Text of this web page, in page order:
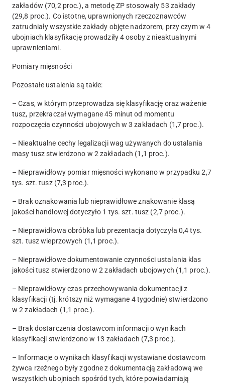
zakładów (70,2 proc.), a metodę ZP stosowały 53 zakłady
(29,8 proc.). Co istotne, uprawnionych rzeczoznawców
zatrudniały wszystkie zakłady objęte nadzorem, przy czym w 4
ubojniach klasyfikację prowadziły 4 osoby z nieaktualnymi
uprawnieniami.
Pomiary mięsności
Pozostałe ustalenia są takie:
– Czas, w którym przeprowadza się klasyfikację oraz ważenie
tusz, przekraczał wymagane 45 minut od momentu
rozpoczęcia czynności ubojowych w 3 zakładach (1,7 proc.).
– Nieaktualne cechy legalizacji wag używanych do ustalania
masy tusz stwierdzono w 2 zakładach (1,1 proc.).
– Nieprawidłowy pomiar mięsności wykonano w przypadku 2,7
tys. szt. tusz (7,3 proc.).
– Brak oznakowania lub nieprawidłowe znakowanie klasą
jakości handlowej dotyczyło 1 tys. szt. tusz (2,7 proc.).
– Nieprawidłowa obróbka lub prezentacja dotyczyła 0,4 tys.
szt. tusz wieprzowych (1,1 proc.).
– Nieprawidłowe dokumentowanie czynności ustalania klas
jakości tusz stwierdzono w 2 zakładach ubojowych (1,1 proc.).
– Nieprawidłowy czas przechowywania dokumentacji z
klasyfikacji (tj. krótszy niż wymagane 4 tygodnie) stwierdzono
w 2 zakładach (1,1 proc.).
– Brak dostarczenia dostawcom informacji o wynikach
klasyfikacji stwierdzono w 13 zakładach (7,3 proc.).
– Informacje o wynikach klasyfikacji wystawiane dostawcom
żywca rzeźnego były zgodne z dokumentacją zakładową we
wszystkich ubojniach spośród tych, które powiadamiają